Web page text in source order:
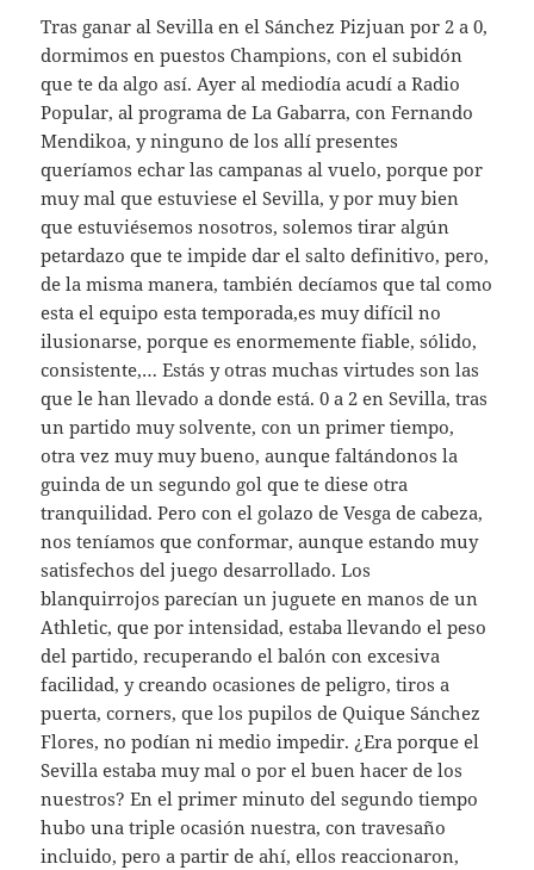
Tras ganar al Sevilla en el Sánchez Pizjuan por 2 a 0,
dormimos en puestos Champions, con el subidón
que te da algo así. Ayer al mediodía acudí a Radio
Popular, al programa de La Gabarra, con Fernando
Mendikoa, y ninguno de los allí presentes
queríamos echar las campanas al vuelo, porque por
muy mal que estuviese el Sevilla, y por muy bien
que estuviésemos nosotros, solemos tirar algún
petardazo que te impide dar el salto definitivo, pero,
de la misma manera, también decíamos que tal como
esta el equipo esta temporada,es muy difícil no
ilusionarse, porque es enormemente fiable, sólido,
consistente,… Estás y otras muchas virtudes son las
que le han llevado a donde está. 0 a 2 en Sevilla, tras
un partido muy solvente, con un primer tiempo,
otra vez muy muy bueno, aunque faltándonos la
guinda de un segundo gol que te diese otra
tranquilidad. Pero con el golazo de Vesga de cabeza,
nos teníamos que conformar, aunque estando muy
satisfechos del juego desarrollado. Los
blanquirrojos parecían un juguete en manos de un
Athletic, que por intensidad, estaba llevando el peso
del partido, recuperando el balón con excesiva
facilidad, y creando ocasiones de peligro, tiros a
puerta, corners, que los pupilos de Quique Sánchez
Flores, no podían ni medio impedir. ¿Era porque el
Sevilla estaba muy mal o por el buen hacer de los
nuestros? En el primer minuto del segundo tiempo
hubo una triple ocasión nuestra, con travesaño
incluido, pero a partir de ahí, ellos reaccionaron,